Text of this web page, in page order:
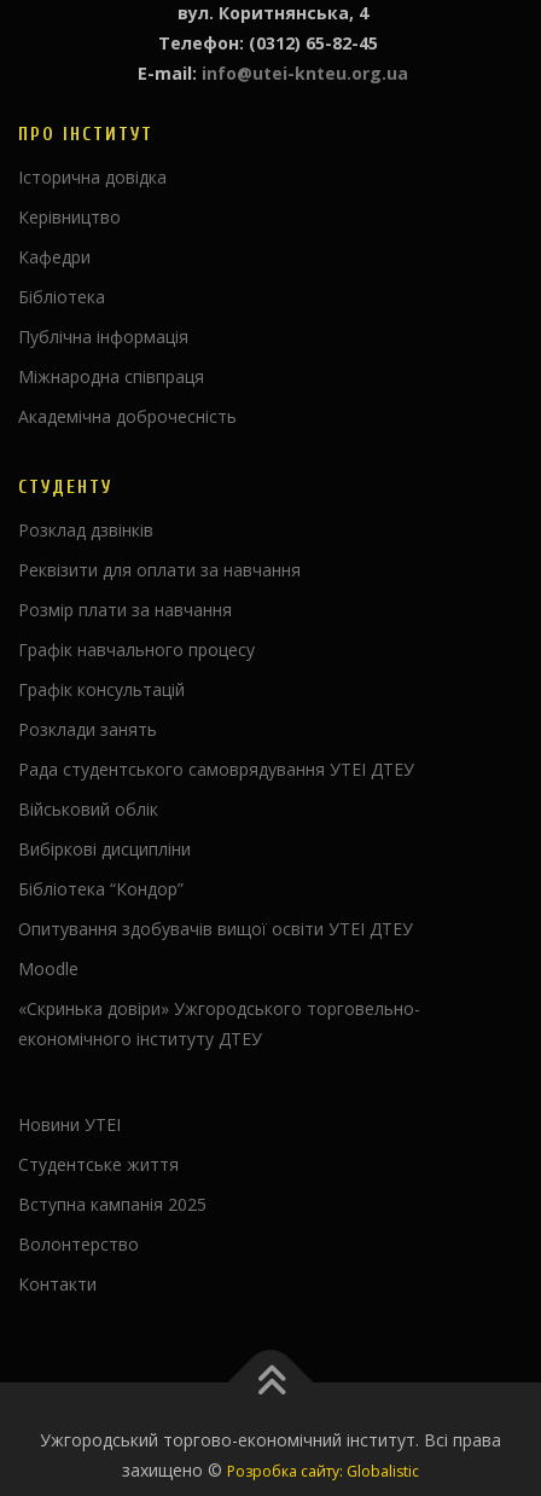
вул. Коритнянська, 4
Телефон: (0312) 65-82-45
E-mail: info@utei-knteu.org.ua
ПРО ІНСТИТУТ
Історична довідка
Керівництво
Кафедри
Бібліотека
Публічна інформація
Міжнародна співпраця
Академічна доброчесність
СТУДЕНТУ
Розклад дзвінків
Реквізити для оплати за навчання
Розмір плати за навчання
Графік навчального процесу
Графік консультацій
Розклади занять
Рада студентського самоврядування УТЕІ ДТЕУ
Військовий облік
Вибіркові дисципліни
Бібліотека “Кондор”
Опитування здобувачів вищої освіти УТЕІ ДТЕУ
Moodle
«Скринька довіри» Ужгородського торговельно-
економічного інституту ДТЕУ
Новини УТЕІ
Студентське життя
Вступна кампанія 2025
Волонтерство
Контакти
Ужгородський торгово-економічний інститут. Всі права
захищено © Розробка сайту: Globalistic